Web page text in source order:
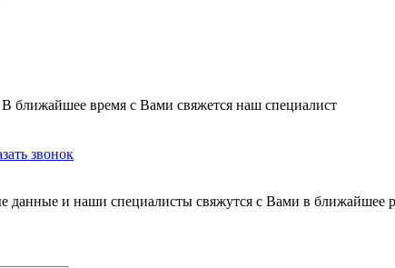
ближайшее время с Вами свяжется наш специалист
звонок
данные и наши специалисты свяжутся с Вами в ближайшее